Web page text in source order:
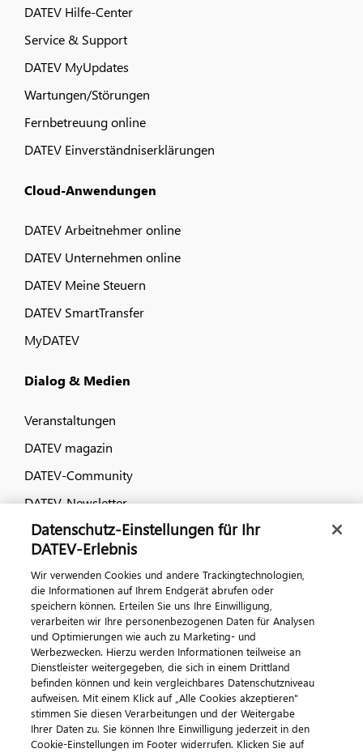
DATEV Hilfe-Center
Service & Support
DATEV MyUpdates
Wartungen/Störungen
Fernbetreuung online
DATEV Einverständniserklärungen
Cloud-Anwendungen
DATEV Arbeitnehmer online
DATEV Unternehmen online
DATEV Meine Steuern
DATEV SmartTransfer
MyDATEV
Dialog & Medien
Veranstaltungen
DATEV magazin
DATEV-Community
DATEV-Newsletter
Kontaktieren Sie uns
© 2026 DATEV eG
ImpressumDatenschutzAGB Kontakt
Cookie-Einstellungen
Datenschutz-Einstellungen für Ihr
DATEV-Erlebnis
Wir verwenden Cookies und andere Trackingtechnologien,
die Informationen auf Ihrem Endgerät abrufen oder
speichern können. Erteilen Sie uns Ihre Einwilligung,
verarbeiten wir Ihre personenbezogenen Daten für Analysen
und Optimierungen wie auch zu Marketing- und
Werbezwecken. Hierzu werden Informationen teilweise an
Dienstleister weitergegeben, die sich in einem Drittland
befinden können und kein vergleichbares Datenschutzniveau
aufweisen. Mit einem Klick auf „Alle Cookies akzeptieren"
stimmen Sie diesen Verarbeitungen und der Weitergabe
Ihrer Daten zu. Sie können Ihre Einwilligung jederzeit in den
Cookie-Einstellungen im Footer widerrufen. Klicken Sie auf